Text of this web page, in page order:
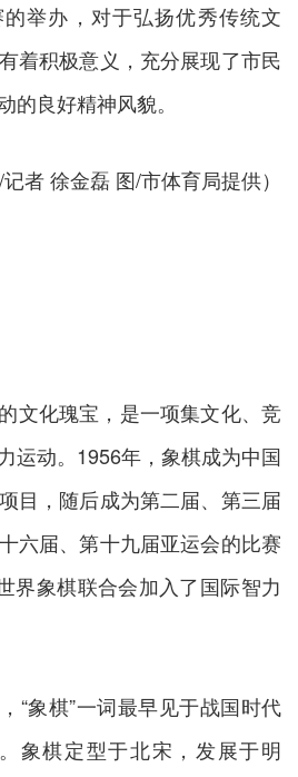
举办，对于弘扬优秀传统文
着积极意义，充分展现了市民
的良好精神风貌。
/记者 徐金磊 图/市体育局提供）
文化瑰宝，是一项集文化、竞
运动。1956年，象棋成为中国
目，随后成为第二届、第三届
六届、第十九届亚运会的比赛
界象棋联合会加入了国际智力
“象棋”一词最早见于战国时代
象棋定型于北宋，发展于明